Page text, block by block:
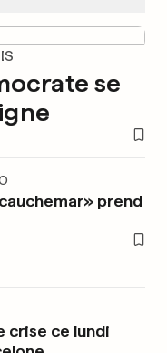
se
prend
crise ce lundi